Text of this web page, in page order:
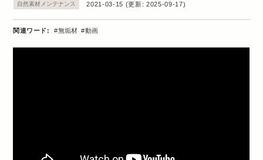
自然素材メンテナンス 2021-03-15 (更新: 2025-09-17)
関連ワード: 無垢材 動画